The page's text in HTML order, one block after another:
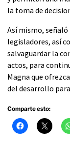
la toma de
Así mismo,
legisladores, así
salvaguardar la
actos, para
Magna que
del desarrollo
Comparte esto: